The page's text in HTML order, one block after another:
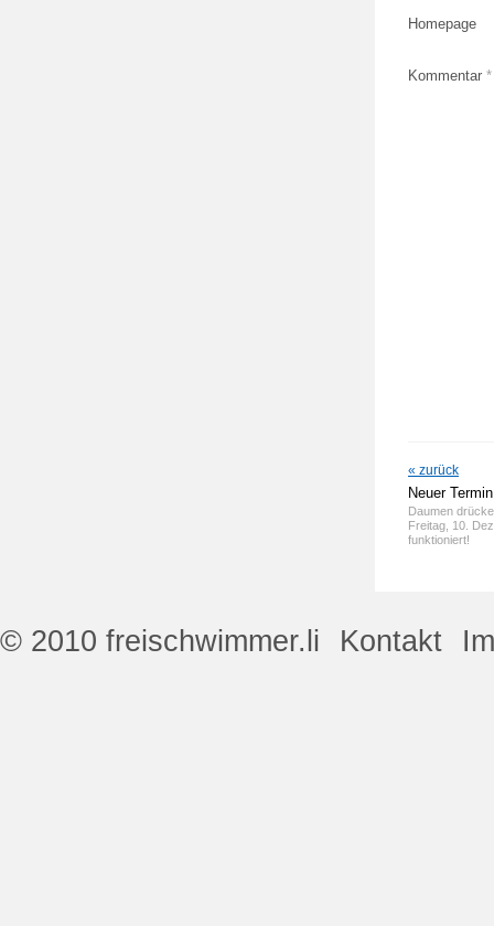
Homepage
Kommentar *
« zurück
Neuer
Daumen
Freitag, 10.
funktioniert!
© 2010 freischwimmer.li Kontakt